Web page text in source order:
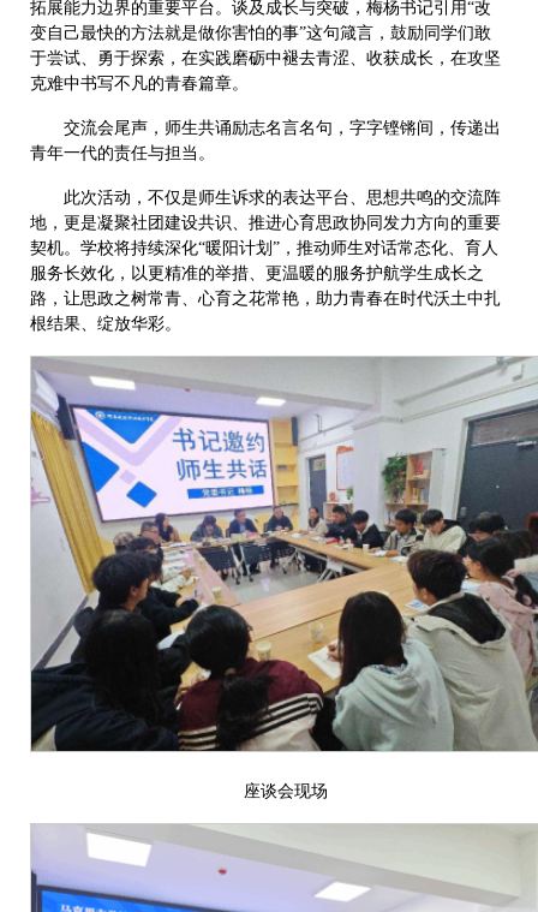
拓展能力边界的重要平台。谈及成长与突破，梅杨书记引用“改
变自己最快的方法就是做你害怕的事”这句箴言，鼓励同学们敢
于尝试、勇于探索，在实践磨砺中褪去青涩、收获成长，在攻坚
克难中书写不凡的青春篇章。
交流会尾声，师生共诵励志名言名句，字字铿锵间，传递出
青年一代的责任与担当。
此次活动，不仅是师生诉求的表达平台、思想共鸣的交流阵
地，更是凝聚社团建设共识、推进心育思政协同发力方向的重要
契机。学校将持续深化“暖阳计划”，推动师生对话常态化、育人
服务长效化，以更精准的举措、更温暖的服务护航学生成长之
路，让思政之树常青、心育之花常艳，助力青春在时代沃土中扎
根结果、绽放华彩。
座谈会现场